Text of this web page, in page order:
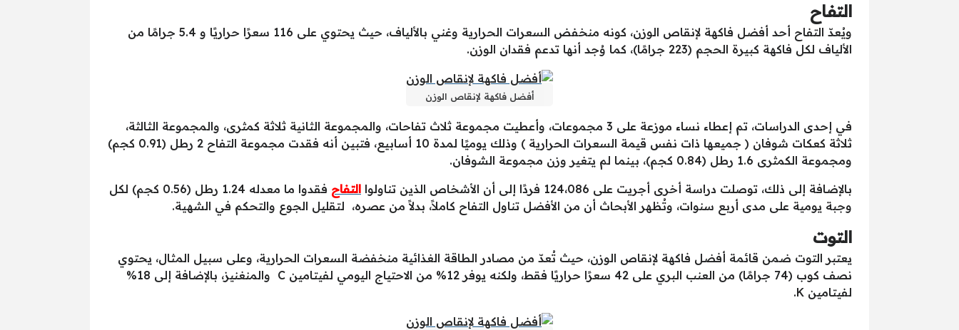
التفاح
ويُعدّ التفاح أحد أفضل فاكهة لإنقاص الوزن، كونه منخفض السعرات الحرارية وغني بالألياف، حيث يحتوي على 116 سعرًا حراريًا و 5.4 جرامًا من
الألياف لكل فاكهة كبيرة الحجم (223 جرامًا)، كما وُجد أنها تدعم فقدان الوزن.
أفضل فاكهة لإنقاص الوزن
في إحدى الدراسات، تم إعطاء نساء موزعة على 3 مجموعات، وأعطيت مجموعة ثلاث تفاحات، والمجموعة الثانية ثلاثة كمثرى، والمجموعة الثالثة،
ثلاثة كعكات شوفان ( جميعها ذات نفس قيمة السعرات الحرارية ) وذلك يوميًا لمدة 10 أسابيع، فتبين أنه فقدت مجموعة التفاح 2 رطل (0.91 كجم)
ومجموعة الكمثرى 1.6 رطل (0.84 كجم)، بينما لم يتغير وزن مجموعة الشوفان.
بالإضافة إلى ذلك، توصلت دراسة أخرى أجريت على 124،086 فردًا إلى أن الأشخاص الذين تناولوا
التفاح
فقدوا ما معدله 1.24 رطل (0.56 كجم) لكل
وجبة يومية على مدى أربع سنوات، وتُظهر الأبحاث أن من الأفضل تناول التفاح كاملاً، بدلاً من عصره، لتقليل الجوع والتحكم في الشهية.
التوت
يعتبر التوت ضمن قائمة أفضل فاكهة لإنقاص الوزن، حيث تُعدّ من مصادر الطاقة الغذائية منخفضة السعرات الحرارية، وعلى سبيل المثال، يحتوي
نصف كوب (74 جرامًا) من العنب البري على 42 سعرًا حراريًا فقط، ولكنه يوفر 12% من الاحتياج اليومي لفيتامين C والمنغنيز، بالإضافة إلى 18%
لفيتامين K.